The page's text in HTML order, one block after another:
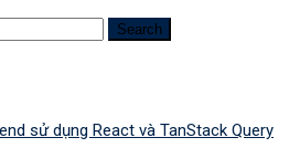
sử dụng React và TanStack Query